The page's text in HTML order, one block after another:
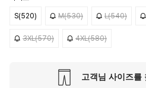
S(520) M(530) L(540)
3XL(570) 4XL(580)